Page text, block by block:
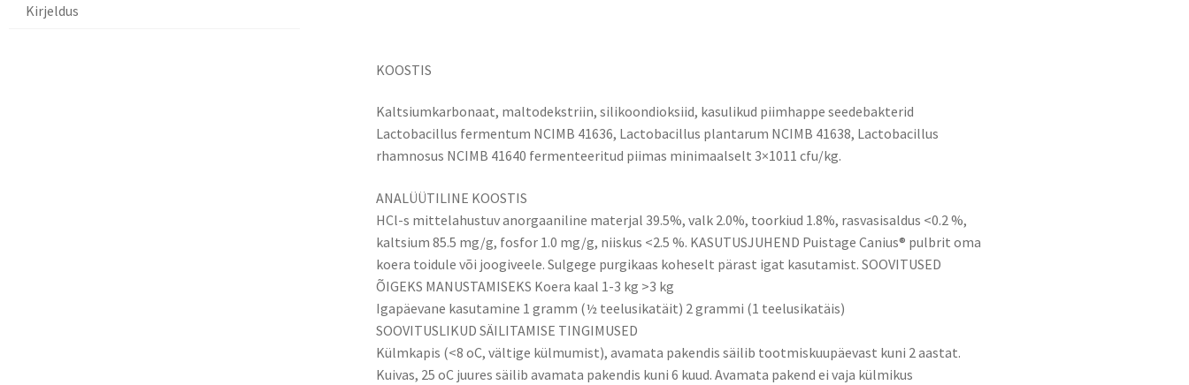
Kirjeldus
KOOSTIS
Kaltsiumkarbonaat, maltodekstriin, silikoondioksiid, kasulikud piimhappe seedebakterid
Lactobacillus fermentum NCIMB 41636, Lactobacillus plantarum NCIMB 41638, Lactobacillus
rhamnosus NCIMB 41640 fermenteeritud piimas minimaalselt 3×1011 cfu/kg.
ANALÜÜTILINE KOOSTIS
HCl-s mittelahustuv anorgaaniline materjal 39.5%, valk 2.0%, toorkiud 1.8%, rasvasisaldus <0.2 %,
kaltsium 85.5 mg/g, fosfor 1.0 mg/g, niiskus <2.5 %. KASUTUSJUHEND Puistage Canius® pulbrit oma
koera toidule või joogiveele. Sulgege purgikaas koheselt pärast igat kasutamist. SOOVITUSED
ÕIGEKS MANUSTAMISEKS Koera kaal 1-3 kg >3 kg
Igapäevane kasutamine 1 gramm (½ teelusikatäit) 2 grammi (1 teelusikatäis)
SOOVITUSLIKUD SÄILITAMISE TINGIMUSED
Külmkapis (<8 oC, vältige külmumist), avamata pakendis säilib tootmiskuupäevast kuni 2 aastat.
Kuivas, 25 oC juures säilib avamata pakendis kuni 6 kuud. Avamata pakend ei vaja külmikus